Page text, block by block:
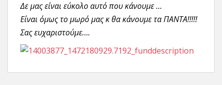
Δε μας είναι εύκολο αυτό που κάνουμε …
Είναι όμως το μωρό μας κ θα κάνουμε τα ΠΑΝΤΑ!!!!!
Σας ευχαριστούμε….